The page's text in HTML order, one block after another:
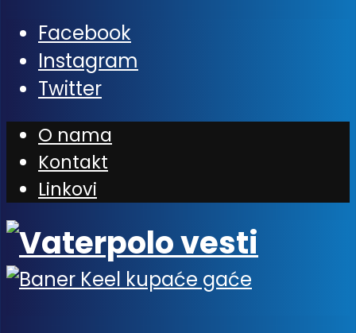
Facebook
Instagram
Twitter
O nama
Kontakt
Linkovi